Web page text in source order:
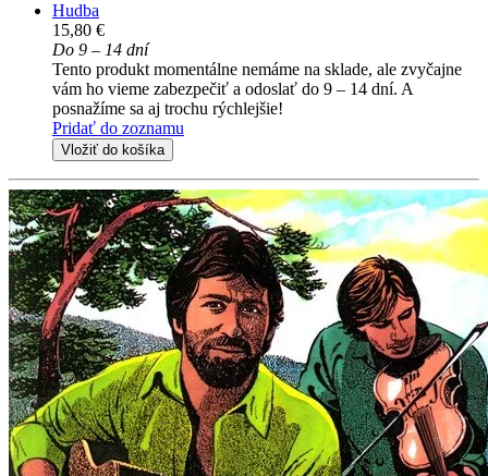
Hudba
15,80 €
Do 9 – 14 dní
Tento produkt momentálne nemáme na sklade, ale zvyčajne
vám ho vieme zabezpečiť a odoslať do 9 – 14 dní. A
posnažíme sa aj trochu rýchlejšie!
Pridať do zoznamu
Vložiť do košíka